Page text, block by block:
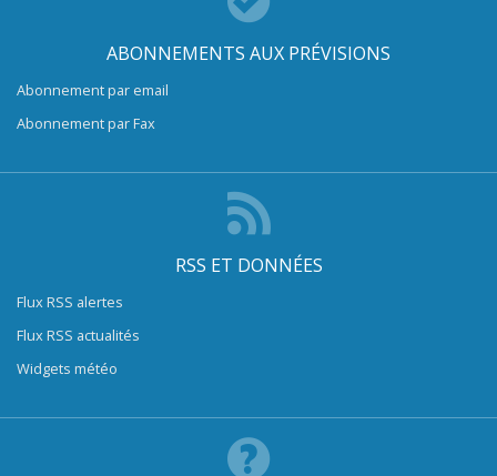
ABONNEMENTS AUX PRÉVISIONS
Abonnement par email
Abonnement par Fax
RSS ET DONNÉES
Flux RSS alertes
Flux RSS actualités
Widgets météo